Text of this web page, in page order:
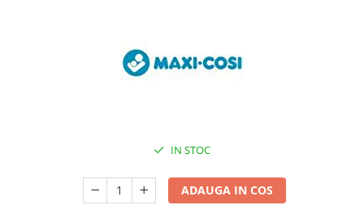
IN STOC
ADAUGA IN COS